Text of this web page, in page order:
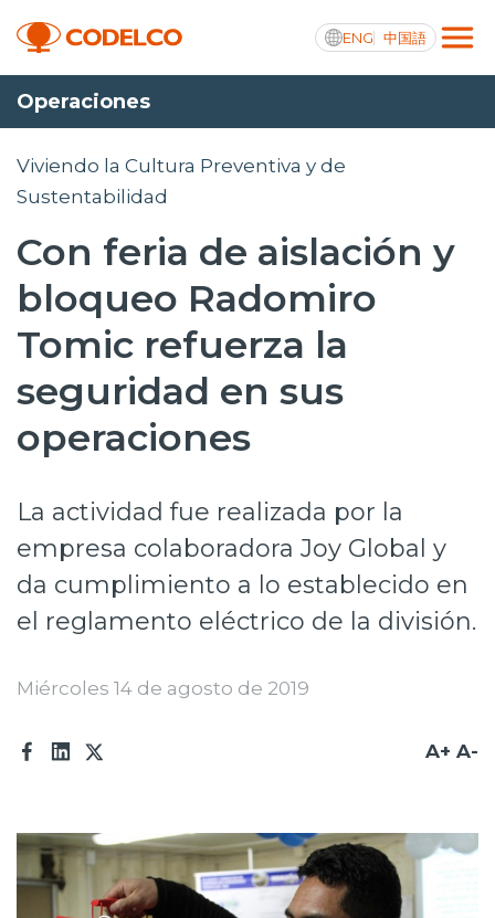
ENG 中国語
Transparencia activa
Nosotros
Operaciones
Proyectos
Sustentabilidad
Innovación
Prensa
Trabaja en Codelco
Transparencia activa
Acceso trabajadores/as
Operaciones
Viviendo la Cultura Preventiva y de
Sustentabilidad
Con feria de aislación y
bloqueo Radomiro
Tomic refuerza la
seguridad en sus
operaciones
La actividad fue realizada por la
empresa colaboradora Joy Global y
da cumplimiento a lo establecido en
el reglamento eléctrico de la división.
Miércoles 14 de agosto de 2019
A+ A-